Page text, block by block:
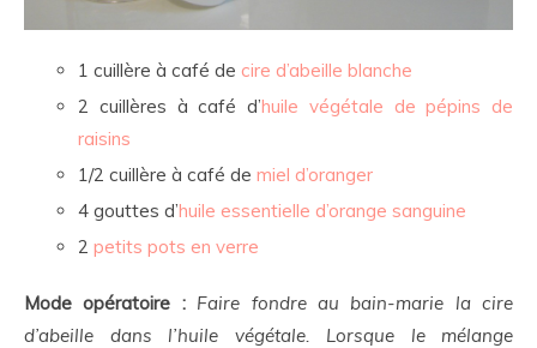
1 cuillère à café de cire d’abeille blanche
2 cuillères à café d’huile végétale de pépins de
raisins
1/2 cuillère à café de miel d’oranger
4 gouttes d’huile essentielle d’orange sanguine
2 petits pots en verre
Mode opératoire :Faire fondre au bain-marie la cire
d’abeille dans l’huile végétale. Lorsque le mélange